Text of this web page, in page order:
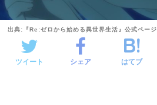
出典:『Re:ゼロから始める異世界生活』公式ページ
ツイート シェア はてブ